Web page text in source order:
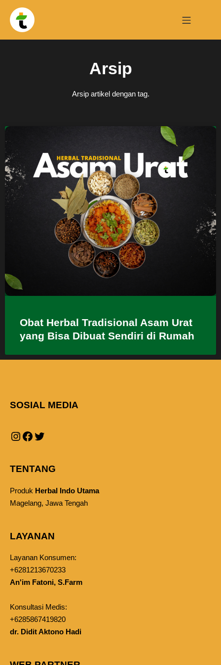
Arsip
Arsip artikel dengan tag.
Obat Herbal Tradisional Asam Urat
yang Bisa Dibuat Sendiri di Rumah
SOSIAL MEDIA
TENTANG
Produk Herbal Indo Utama
Magelang, Jawa Tengah
LAYANAN
Layanan Konsumen:
+6281213670233
An'im Fatoni, S.Farm
Konsultasi Medis:
+6285867419820
dr. Didit Aktono Hadi